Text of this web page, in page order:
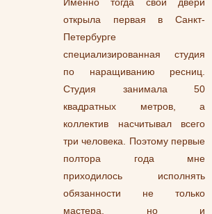
открыла первая в Санкт-
Петербурге
специализированная студия
по наращиванию ресниц.
Студия занимала 50
квадратных метров, а
коллектив насчитывал всего
три человека. Поэтому первые
полтора года мне
приходилось исполнять
обязанности не только
мастера, но и